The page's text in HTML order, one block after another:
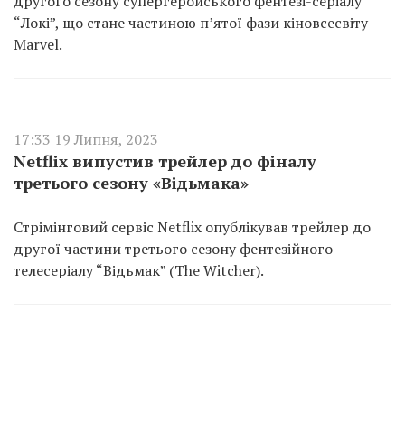
“Локі”, що стане частиною п’ятої фази кіновсесвіту
Marvel.
17:33 19 Липня, 2023
Netflix випустив трейлер до фіналу
третього сезону «Відьмака»
Стрімінговий сервіс Netflix опублікував трейлер до
другої частини третього сезону фентезійного
телесеріалу “Відьмак” (The Witcher).